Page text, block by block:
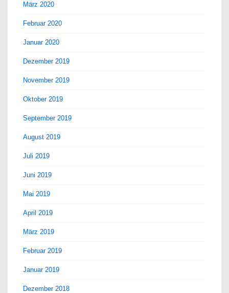
März 2020
Februar 2020
Januar 2020
Dezember 2019
November 2019
Oktober 2019
September 2019
August 2019
Juli 2019
Juni 2019
Mai 2019
April 2019
März 2019
Februar 2019
Januar 2019
Dezember 2018